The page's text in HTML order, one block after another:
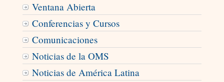
Ventana Abierta
Conferencias y Cursos
Comunicaciones
Noticias de la OMS
Noticias de América Latina